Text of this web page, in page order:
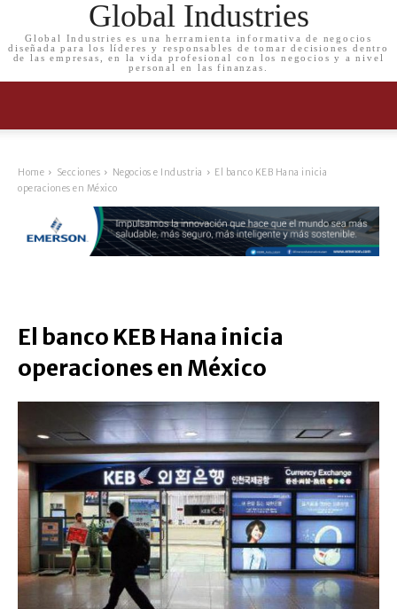
Global Industries
Global Industries es una herramienta informativa de negocios
diseñada para los líderes y responsables de tomar decisiones dentro
de las empresas, en la vida profesional con los negocios y a nivel
personal en las finanzas.
Home Secciones Negocios e Industria
El banco KEB Hana inicia
operaciones en México
El banco KEB Hana inicia
operaciones en México